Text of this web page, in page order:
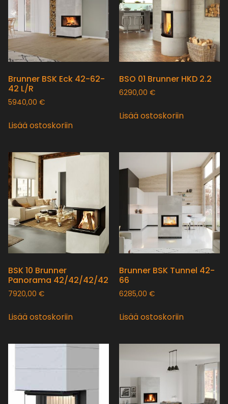
Brunner BSK Eck 42-62-
42 L/R
5940,00 €
Lisää ostoskoriin
BSO 01 Brunner HKD 2.2
6290,00 €
Lisää ostoskoriin
BSK 10 Brunner
Panorama 42/42/42/42
7920,00 €
Lisää ostoskoriin
Brunner BSK Tunnel 42-
66
6285,00 €
Lisää ostoskoriin